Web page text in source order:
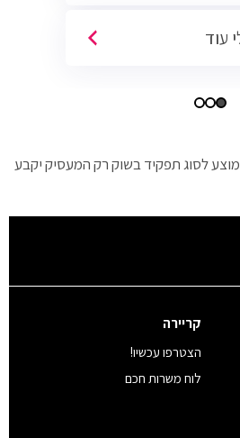
עוד
לסוג תפקיד בשוק רק המעסיק יקבע
קריירה
הצטרפו עכשיו!
לוח משרות חכם